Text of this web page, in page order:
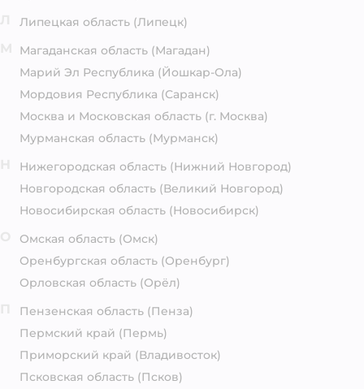
Липецкая область (Липецк)
Магаданская область (Магадан)
Марий Эл Республика (Йошкар-Ола)
Мордовия Республика (Саранск)
Москва и Московская область (г. Москва)
Мурманская область (Мурманск)
Нижегородская область (Нижний Новгород)
Новгородская область (Великий Новгород)
Новосибирская область (Новосибирск)
Омская область (Омск)
Оренбургская область (Оренбург)
Орловская область (Орёл)
Пензенская область (Пенза)
Пермский край (Пермь)
Приморский край (Владивосток)
Псковская область (Псков)